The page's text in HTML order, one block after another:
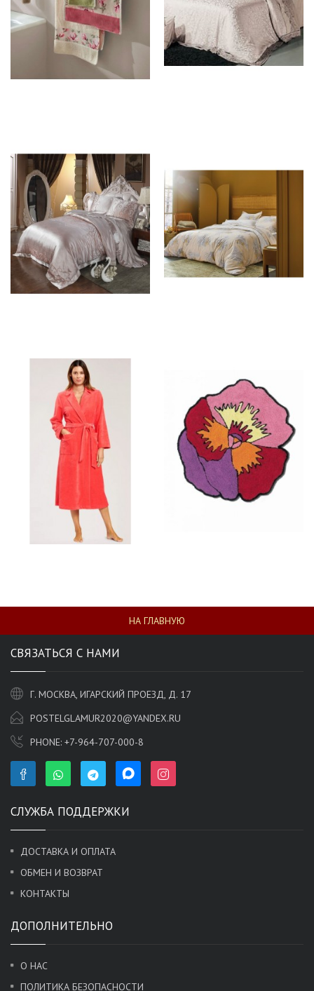
НА ГЛАВНУЮ
СВЯЗАТЬСЯ С НАМИ
Г. МОСКВА, ИГАРСКИЙ ПРОЕЗД, Д. 17
POSTELGLAMUR2020@YANDEX.RU
PHONE: +7-964-707-000-8
СЛУЖБА ПОДДЕРЖКИ
ДОСТАВКА И ОПЛАТА
ОБМЕН И ВОЗВРАТ
КОНТАКТЫ
ДОПОЛНИТЕЛЬНО
О НАС
ПОЛИТИКА БЕЗОПАСНОСТИ